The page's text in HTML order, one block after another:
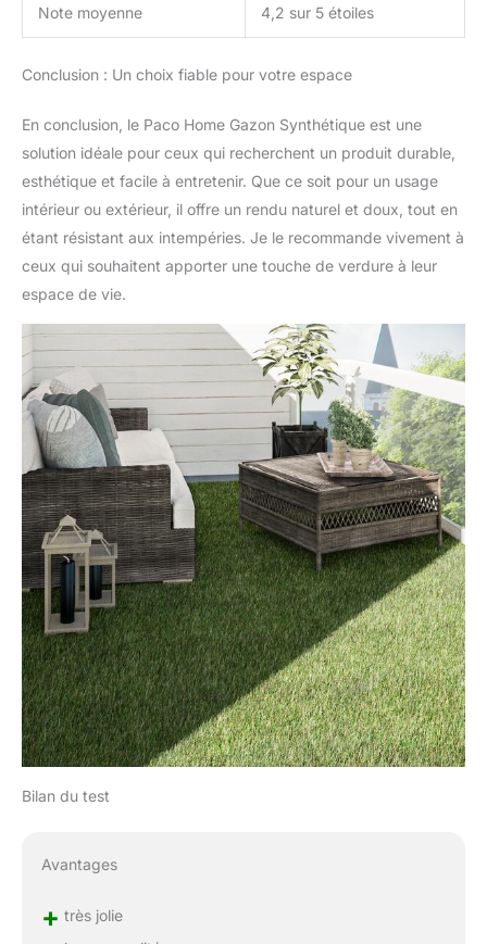
Note moyenne 4,2 sur 5 étoiles
Conclusion : Un choix fiable pour votre espace
En conclusion, le Paco Home Gazon Synthétique est une
solution idéale pour ceux qui recherchent un produit durable,
esthétique et facile à entretenir. Que ce soit pour un usage
intérieur ou extérieur, il offre un rendu naturel et doux, tout en
étant résistant aux intempéries. Je le recommande vivement à
ceux qui souhaitent apporter une touche de verdure à leur
espace de vie.
Bilan du test
Avantages
+ très jolie